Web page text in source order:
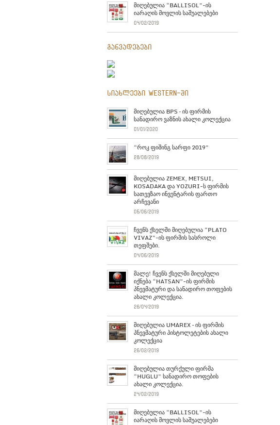
მიღებულია “BALLISOL”-ის
იარაღის მოვლის საშუალებები
04/02/2019
განვადებები
სიახლეები Western-ში
მიღებულია BPS – ის ფირმის
სანადირო ვაზნის ახალი კოლექცია
01/01/2020
“როკ ფიშინგ სარფი 2019”
28/08/2019
მიღებულია ZEMEX, METSUI,
KOSADAKA და YOZURI-ს ფირმის
სათევზაო ინვენტარის ფართო
არჩევანი
05/06/2019
ჩვენს ქსელში მიღებულია “PLATO
VIVAZ”-ის ფირმის სასროლი
თეფშები.
04/06/2019
მალე! ჩვენს ქსელში მიღებული
იქნება “HATSAN”-ის ფირმის
პნევმატური და სანადირო თოფების
ახალი კოლექცია.
26/04/2019
მიღებულია UMAREX – ის ფირმის
პნევმატური პისტოლეტების ახალი
კოლექცია
26/02/2019
მიღებულია თურქული ფირმა
“HUGLU” სანადირო თოფების
ახალი კოლექცია.
24/02/2019
მიღებულია “BALLISOL”-ის
იარაღის მოვლის საშუალებები